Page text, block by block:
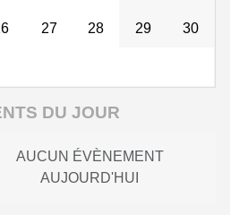
27 28 29 30
DU JOUR
AUCUN ÉVÈNEMENT
AUJOURD'HUI